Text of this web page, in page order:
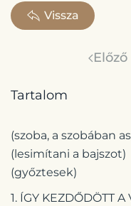
Vissza
Előző
Tartalom
(szoba, a szobában
(lesimítani a bajszot)
(győztesek)
1. ÍGY KEZDŐDÖTT A